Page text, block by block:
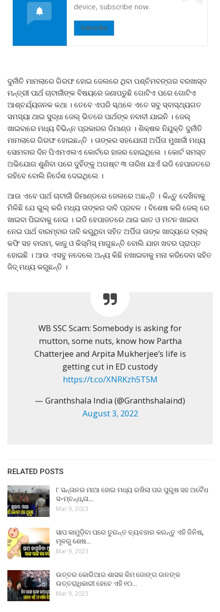
device, subscribe now.
Subscribe
ଦୁର୍ନୀତି ମାମଲାରେ ଗିରଫ ହୋଇ ଜେଲରେ ଥିବା ପଶ୍ଚିମବଙ୍ଗର ବରଖାସ୍ତ
ମନ୍ତ୍ରୀ ପାର୍ଥ ଚାଟାର୍ଜୀଙ୍କ ବିଷୟରେ ଜଣାପଡୁଛି ଗୋଟିଏ ପରେ ଗୋଟିଏ
ଆଶ୍ଚର୍ଯ୍ୟଜନକ କଥା । ତେବେ ଏପରି ସ୍ଥଳେ ଏତେ ସବୁ ସ୍ବାସ୍ଥ୍ୟଗତ
ସମସ୍ୟା ଥାଇ ସୁଦ୍ଧା ଜେଲ୍ ଭିତରେ ପାର୍ଥଙ୍କ ନବାବୀ ଯାଇନି । ଜେଲ୍
ଖାଇବାରେ ମଧ୍ୟ ବିଭିନ୍ନ ପ୍ରକାରର ଡିମାଣ୍ଡ । ଶିକ୍ଷକ ନିଯୁକ୍ତି ଦୁର୍ନୀତି
ମାମଲାରେ ଗିରଫ ହୋଇଛନ୍ତି । ତାଙ୍କର ସହଯୋଗୀ ଅର୍ପିତା ମୁଖାର୍ଜୀ ମଧ୍ୟ
ସୋମବାର ଦିନ ପିଏମଏଲଏ କୋର୍ଟରେ ହାଜର ହୋଇଥିଲେ । କୋର୍ଟ ସମସ୍ତ
ଅଭିଯୋଗ ଶୁଣିବା ପରେ ଦୁହିଁଙ୍କୁ ଅଗଷ୍ଟ ୩ ତାରିଖ ଯାଏଁ ଇଡି ହେପାଜତରେ
ରହିବେ ବୋଲି ନିର୍ଦେଶ ଦେଇଥିଲେ ।
ଆଉ ଏବେ ପାର୍ଥ ଚାଟାର୍ଜୀ ରିମାଣ୍ଡରେ ଜେଲରେ ଅଛନ୍ତି । କିନ୍ତୁ ଦେଖିବାକୁ
ମିଳିଛି ଯେ ଭୁଲ୍ କରି ମଧ୍ୟ ତାଙ୍କର ଦାବି ପ୍ରବଳ । ବିଶେଷ କରି ଜେଲ୍ ରେ
ଖାଇବା ପିଇବାକୁ ନେଇ । ଇଡି ହେପାଜତରେ ଥାଇ ଭାତ ଓ ମଟନ ଖାଇବା
ନେଇ ପାର୍ଥ ବାରମ୍ବାର ଦାବି କରୁଥିବା ସହିତ ଅର୍ପିତା ତାଙ୍କ ଖାଦ୍ୟରେ ବ୍ଲାକ୍‌
କଫି ସହ ବାଦାମ, କାଜୁ ଓ କିସ୍‌ମିସ୍‌ ମାଗୁଛନ୍ତି ବୋଲି ଯାହା ଖବର ପ୍ରାପ୍ତ
ହୋଇଛି । ଆଉ ଏସବୁ ନଦେଲେ ଅନ୍ୟ କିଛି ନଖାଇବାକୁ ମନା କରିଦେବା ସହିତ
ଜିଦ୍ ମଧ୍ୟ କରୁଛନ୍ତି ।
WB SSC Scam: Somebody is asking for
mutton, some nuts, know how Partha
Chatterjee and Arpita Mukherjee’s life is
getting cut in ED custody
https://t.co/XNRKzh5T5M
— Granthshala India (@Granthshalaind)
August 3, 2022
RELATED POSTS
୮ ସନ୍ତାନର ମାଆ ହୋଇ ମଧ୍ୟ ରଖିଲା ପର ପୁରୁଷ ସହ ଅବୈଧ
ସ-ମ୍ବନ୍ଧ,ତା…
Mar 9, 2023
ସାପ କାମୁଡ଼ିବା ପରେ ତୁରନ୍ତ ବ୍ୟବହାର କରନ୍ତୁ ଏହି ଜିନିଷ,
ମୂଳରୁ ଶେଷ…
Mar 9, 2023
ଉତ୍ତର କୋରିଆର ଶାସକ କିମ ଜୋଙ୍ଗ ଉନଙ୍କ
ଉତ୍ତରାଧିକାରୀ ହେବେ ଏହି ୧୦…
Mar 9, 2023